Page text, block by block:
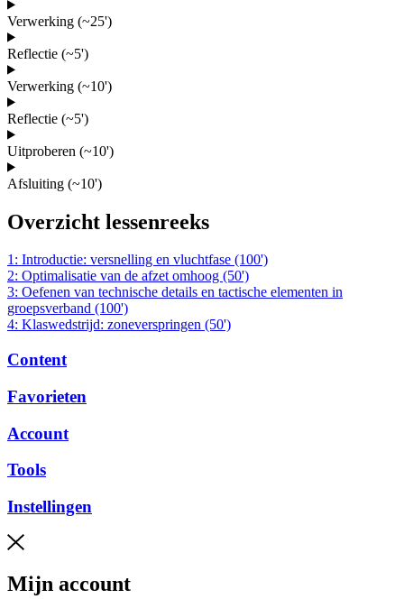
Verwerking (~25')
Reflectie (~5')
Verwerking (~10')
Reflectie (~5')
Uitproberen (~10')
Afsluiting (~10')
Overzicht lessenreeks
1: Introductie: versnelling en vluchtfase (100')
2: Optimalisatie van de afzet omhoog (50')
3: Oefenen van technische details en tactische elementen in
groepsverband (100')
4: Klaswedstrijd: zoneverspringen (50')
Content
Favorieten
Account
Tools
Instellingen
Mijn account